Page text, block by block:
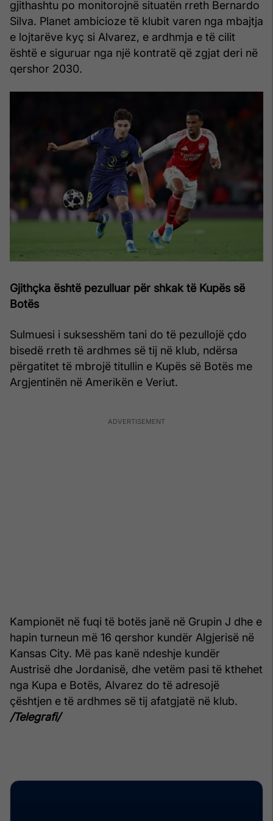
gjithashtu po monitorojnë situatën rreth Bernardo
Silva. Planet ambicioze të klubit varen nga mbajtja
e lojtarëve kyç si Alvarez, e ardhmja e të cilit
është e siguruar nga një kontratë që zgjat deri në
qershor 2030.
Gjithçka është pezulluar për shkak të Kupës së
Botës
Sulmuesi i suksesshëm tani do të pezullojë çdo
bisedë rreth të ardhmes së tij në klub, ndërsa
përgatitet të mbrojë titullin e Kupës së Botës me
Argjentinën në Amerikën e Veriut.
Kampionët në fuqi të botës janë në Grupin J dhe e
hapin turneun më 16 qershor kundër Algjerisë në
Kansas City. Më pas kanë ndeshje kundër
Austrisë dhe Jordanisë, dhe vetëm pasi të kthehet
nga Kupa e Botës, Alvarez do të adresojë
çështjen e të ardhmes së tij afatgjatë në klub.
/Telegrafi/